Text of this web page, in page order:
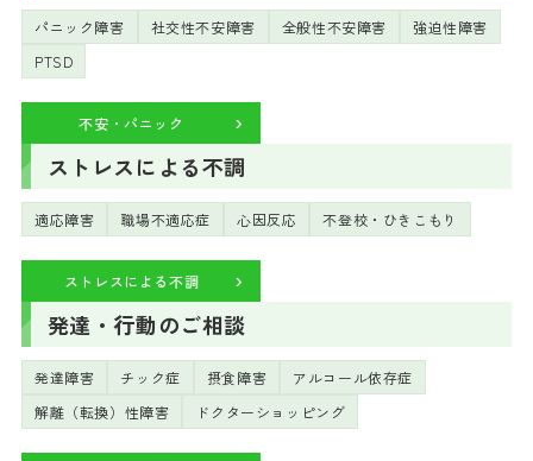
パニック障害 社交性不安障害 全般性不安障害
強迫性障害
PTSD
不安・パニック
ストレスによる不調
適応障害 職場不適応症 心因反応 不登校・ひきこもり
ストレスによる不調
発達・行動のご相談
発達障害 チック症 摂食障害
アルコール依存症
解離（転換）性障害
ドクターショッピング